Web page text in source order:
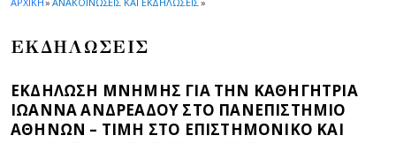
EΚΔΗΛΩΣΕΙΣ
ΕΚΔΗΛΩΣΗ ΜΝΗΜΗΣ ΓΙΑ ΤΗΝ ΚΑΘΗΓΗΤΡΙΑ
ΙΩΑΝΝΑ ΑΝΔΡΕΑΔΟΥ ΣΤΟ ΠΑΝΕΠΙΣΤΗΜΙΟ
ΑΘΗΝΩΝ – ΤΙΜΗ ΣΤΟ ΕΠΙΣΤΗΜΟΝΙΚΟ ΚΑΙ